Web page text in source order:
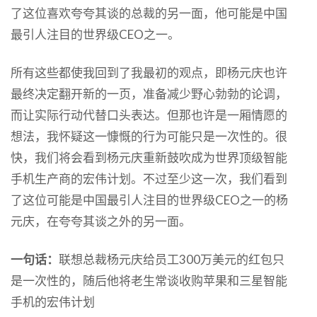
了这位喜欢夸夸其谈的总裁的另一面，他可能是中国
最引人注目的世界级CEO之一。
所有这些都使我回到了我最初的观点，即杨元庆也许
最终决定翻开新的一页，准备减少野心勃勃的论调，
而让实际行动代替口头表达。但那也许是一厢情愿的
想法，我怀疑这一慷慨的行为可能只是一次性的。很
快，我们将会看到杨元庆重新鼓吹成为世界顶级智能
手机生产商的宏伟计划。不过至少这一次，我们看到
了这位可能是中国最引人注目的世界级CEO之一的杨
元庆，在夸夸其谈之外的另一面。
一句话： 联想总裁杨元庆给员工300万美元的红包只
是一次性的，随后他将老生常谈收购苹果和三星智能
手机的宏伟计划